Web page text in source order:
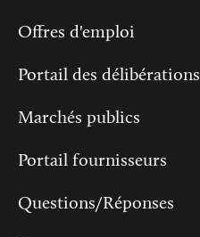
Offres d'emploi
Portail des délibérations
Marchés publics
Portail fournisseurs
Questions/Réponses